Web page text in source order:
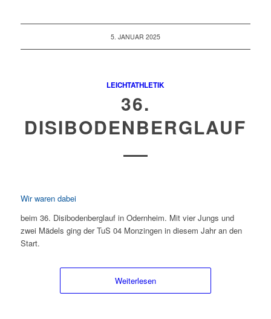
5. JANUAR 2025
LEICHTATHLETIK
36.
DISIBODENBERGLAUF
Wir waren dabei
beim 36. Disibodenberglauf in Odernheim. Mit vier Jungs und
zwei Mädels ging der TuS 04 Monzingen in diesem Jahr an den
Start.
Weiterlesen